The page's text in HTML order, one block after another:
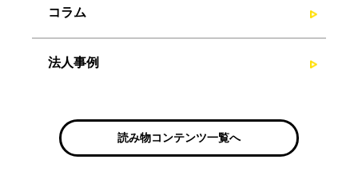
コラム
法人事例
読み物コンテンツ一覧へ